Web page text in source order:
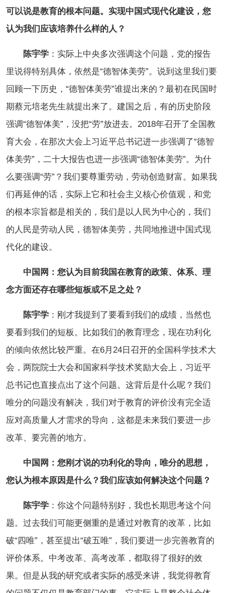
可以说是教育的根本问题。实现中国式现代化建设，您
认为我们应该培养什么样的人？
陈宇学 ：实际上中央多次强调这个问题，党的报告
里说得特别具体，依然是“德智体美劳”。说到这里我们要
回顾一下历史，“德智体美劳”谁提出来的？最初在民国时
期蔡元培老先生就提出来了。建国之后，有的历史阶段
强调“德智体美”，没把“劳”放进去。2018年召开了全国教
育大会，在那次大会上习近平总书记进一步强调了“德智
体美劳”，二十大报告也进一步强调“德智体美劳”。为什
么要强调“劳”？我们要尊重劳动，劳动创造财富。如果我
们再延伸的话，实际上它和社会主义核心价值观，和党
的根本宗旨都是相关的，我们是以人民为中心的，我们
的人民是劳动人民，德智体美劳，共同地推进中国式现
代化的建设。
中国网：您认为目前我国在教育的政策、体系、理
念方面还存在哪些短板或不足之处？
陈宇学 ：刚才我提到了要看到我们的成绩，当然也
要看到我们的短板。比如我们的教育理念，现在功利化
的倾向依然比较严重。在6月24日召开的全国科学技术大
会，两院院士大会和国家科学技术奖励大会上，习近平
总书记也直接点出了这个问题。这背后是什么呢？我们
唯分的问题没有解决，我们对于教育的评价没有完全适
应对高质量人才需求的导向，这都是未来我们要进一步
改革、要完善的地方。
中国网：您刚才说的功利化的导向，唯分的思想，
您认为根本原因是什么？我们应该如何解决这个问题？
陈宇学 ：你这个问题特别好，我也长期思考这个问
题。过去我们可能更侧重的是通过对教育的改革，比如
破“四唯”，甚至提出“破五唯”，我们要进一步完善教育的
评价体系。中考改革、高考改革，都取得了很好的效
果。但是从我的研究或者实际的感受来讲，我觉得教育